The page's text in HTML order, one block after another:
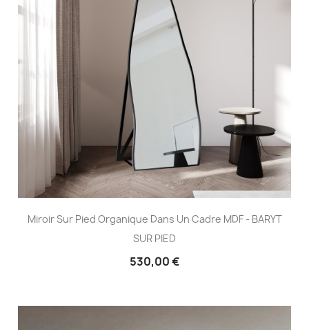
Miroir Sur Pied Organique Dans Un Cadre MDF - BARYT
SUR PIED
530,00 €